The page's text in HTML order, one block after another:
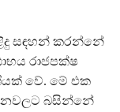
සඳහන් කරන්නේ
රාජපක්ෂ
වේ. මේ එක
බසින්නේ